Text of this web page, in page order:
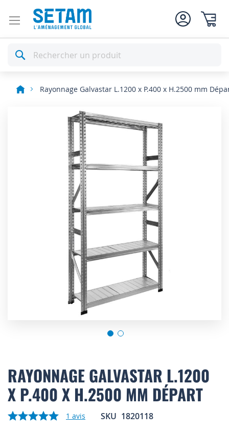
Rechercher
Rayonnage Galvastar L.1200 x P.400 x H.2500 mm
to
the
beginning
of
images
RAYONNAGE GALVASTAR L.1200
X P.400 X H.2500 MM DÉPART
1 avis SKU 1820118